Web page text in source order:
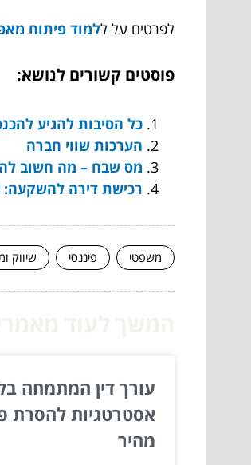
לפרטים על ללמוד פיתוח
פוסטים קשורים לנושא:
כל הסיבות להגיע
הערכות שווי חברה
מס שבח – מה חשוב
רכישת דירה להשקעה:
משפטי פיננסי שיווק
עורך דין המתמחה
אסטרטגיות להסרת
מהיר